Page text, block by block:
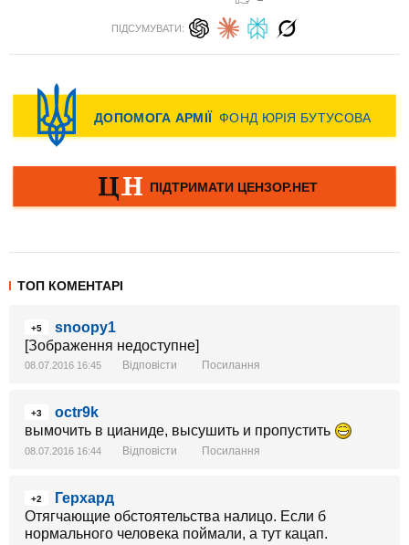
ПІДСУМУВАТИ:
ТОП КОМЕНТАРІ
+5
snoopy1
[Зображення недоступне]
08.07.2016 16:45 Відповісти Посилання
+3
octr9k
вымочить в цианиде, высушить и пропустить
08.07.2016 16:44 Відповісти Посилання
+2
Герхард
Отягчающие обстоятельства налицо. Если б
нормального человека поймали, а тут кацап.